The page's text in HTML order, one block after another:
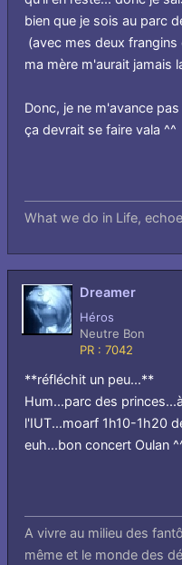
bien que je sois au parc
(avec mes deux
ma mère m'aurait jamais
Donc, je ne m'avance
ça devrait se faire vala ^^
What we do in Life,
Dreamer
Héros
Neutre Bon
PR : 7042
**réfléchit un peu...**
Hum...parc des
l'IUT...moarf 1h10-1h20
euh...bon concert Oulan
A vivre au milieu des
même et le monde des